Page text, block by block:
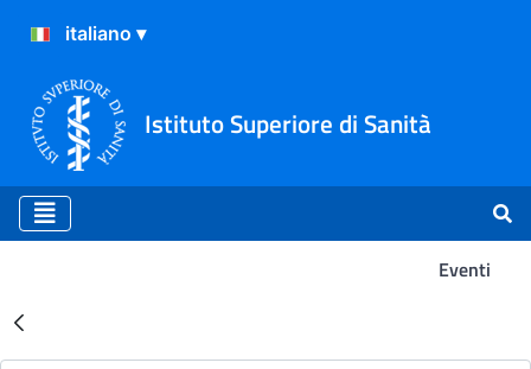
Istituto Superiore di Sanità
Eventi
Risultati della Ricerca -